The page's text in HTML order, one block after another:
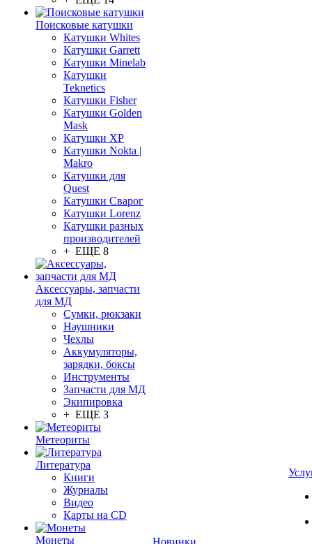
Поисковые катушки
Катушки Whites
Катушки Garrett
Катушки Minelab
Катушки
Teknetics
Катушки Fisher
Катушки Golden
Mask
Катушки XP
Катушки Nokta |
Makro
Катушки для
Quest
Катушки Сварог
Катушки Lorenz
Катушки разных
производителей
+ ЕЩЕ 8
Аксессуары, запчасти
для МД
Сумки, рюкзаки
Наушники
Чехлы
Аккумуляторы,
зарядки, боксы
Инструменты
Запчасти для МД
Экипировка
+ ЕЩЕ 3
Метеориты
Литература
Книги
Журналы
Видео
Карты на CD
Монеты
Новинки